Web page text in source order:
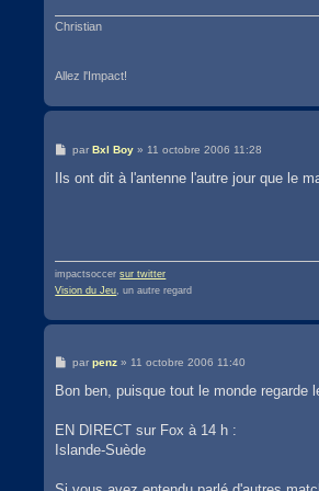
Christian
Allez l'Impact!
M
s
parBxl Boy » 11 octobre 2006 11:28
Ils ont dit à l'antenne l'autre jour que le
impactsoccersur twitter
Vision du Jeu , un autre regard
M
s
g
parpenz » 11 octobre 2006 11:40
Bon ben, puisque tout le monde
EN DIRECT sur Fox à 14 h :
Islande-Suède